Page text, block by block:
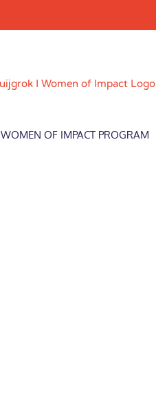
WOMEN OF IMPACT PROGRAM